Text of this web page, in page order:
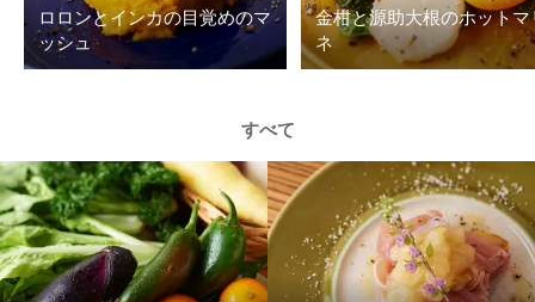
ロロンとインカの目覚めのマ
ッシュ
金柑と源助大根のホットマ
ネ
すべて